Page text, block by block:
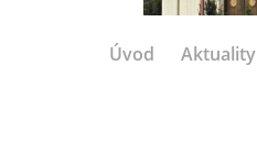
Úvod Aktuality